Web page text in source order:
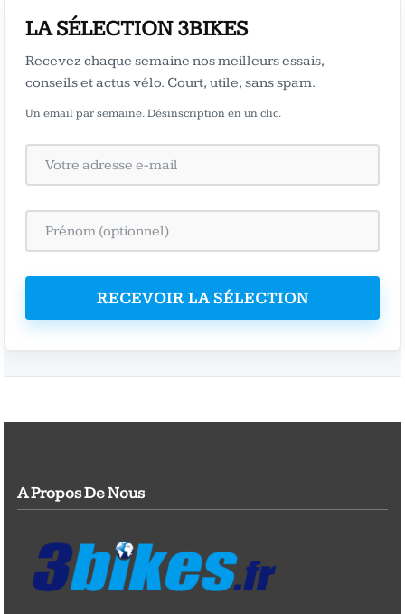
LA SÉLECTION 3BIKES
Recevez chaque semaine nos meilleurs essais,
conseils et actus vélo. Court, utile, sans spam.
Un email par semaine. Désinscription en un clic.
RECEVOIR LA SÉLECTION
A Propos De Nous